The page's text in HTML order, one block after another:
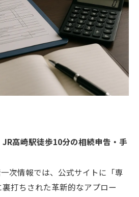
高崎駅徒歩10分の相続申告・手
次情報では、公式サイトに「専
打ちされた革新的なアプロー